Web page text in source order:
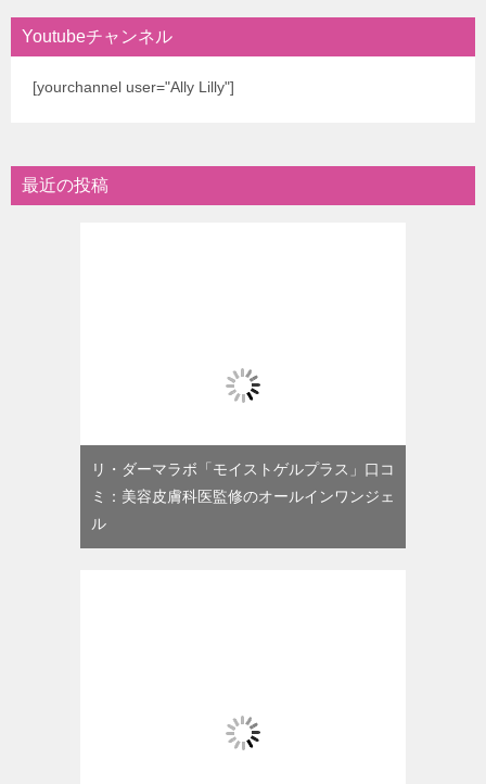
Youtubeチャンネル
[yourchannel user="Ally Lilly"]
最近の投稿
リ・ダーマラボ「モイストゲルプラス」口コ
ミ：美容皮膚科医監修のオールインワンジェ
ル